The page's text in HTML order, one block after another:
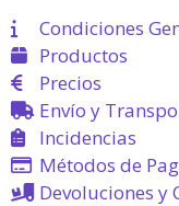
Condiciones
Productos
Precios
Envío y
Incidencias
Métodos de
Devoluciones y